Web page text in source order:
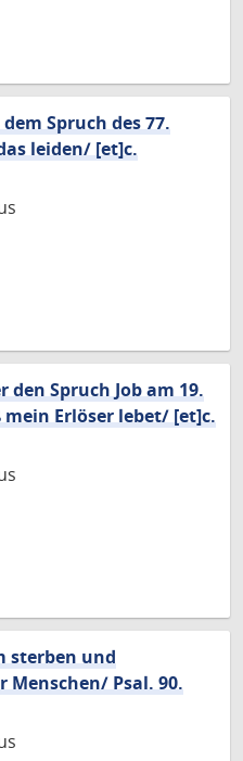
Spruch des 77.
leiden/ [et]c.
den Spruch Job am 19.
mein Erlöser lebet/ [et]c.
sterben und
Psal. 90.